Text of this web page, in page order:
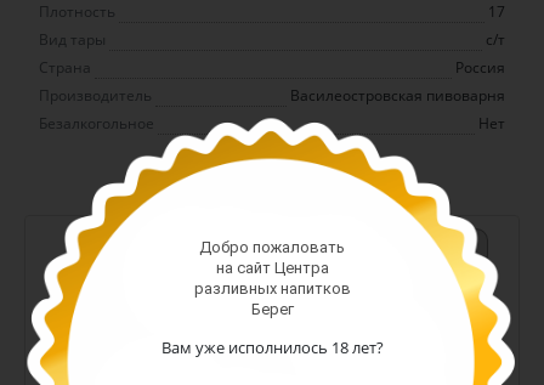
Плотность
17
Вид тары
с/т
Страна
Россия
Производитель
Василеостровская пивоварня
Безалкогольное
Нет
Арт. 10990
темное
Добро пожаловать
на сайт Центра
разливных напитков
Берег
Вам уже исполнилось 18 лет?